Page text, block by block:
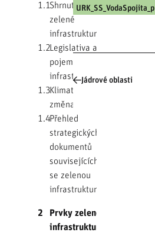
1.1Shrnutí
zelené
infrastruktury
1.2Legislativa a
pojem zelená
infrastruktura
1.3Klimatická
změna
1.4Přehled
strategických
dokumentů
souvisejících
se zelenou
infrastrukturou
2
Prvky zelené
infrastruktury
URK_SS_VodaSpojita_p
Jádrové oblasti